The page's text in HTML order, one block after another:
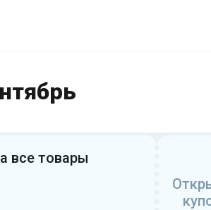
все товары